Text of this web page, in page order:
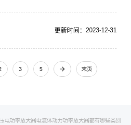
更新时间：2023-12-31
3 5 末页
压电功率放大器电流体动力功率放大器都有哪些类别